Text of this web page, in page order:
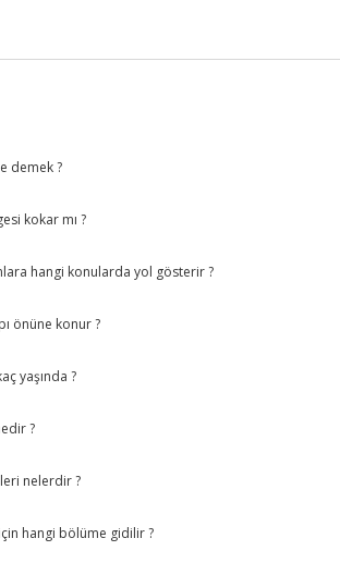
demek ?
kokar mı ?
hangi konularda yol gösterir ?
önüne konur ?
yaşında ?
?
nelerdir ?
hangi bölüme gidilir ?